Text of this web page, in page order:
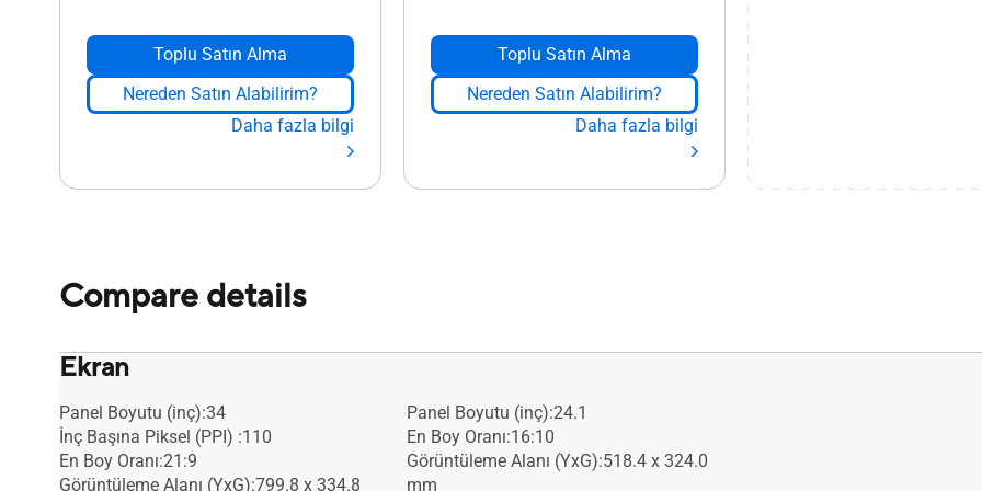
Toplu Satın Alma
Nereden Satın Alabilirim?
Daha fazla bilgi
Toplu Satın Alma
Nereden Satın Alabilirim?
Daha fazla bilgi
Compare details
Ekran
Panel Boyutu (inç):34
İnç Başına Piksel (PPI) :110
En Boy Oranı:21:9
Görüntüleme Alanı (YxG):799.8 x 334.8
Panel Boyutu (inç):24.1
En Boy Oranı:16:10
Görüntüleme Alanı (YxG):518.4 x 324.0
mm